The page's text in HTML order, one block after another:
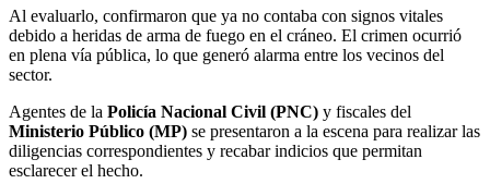
Al evaluarlo, confirmaron que ya no contaba con signos vitales
debido a heridas de arma de fuego en el cráneo. El crimen ocurrió
en plena vía pública, lo que generó alarma entre los vecinos del
sector.
Agentes de la Policía Nacional Civil (PNC) y fiscales del
Ministerio Público (MP) se presentaron a la escena para realizar las
diligencias correspondientes y recabar indicios que permitan
esclarecer el hecho.